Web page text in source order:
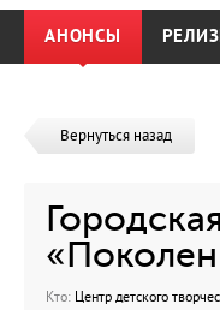
АНОНСЫ
Вернуться назад
Кто: Центр детского